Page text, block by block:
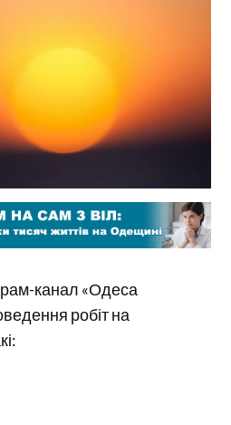
канал «Одеса
робіт на